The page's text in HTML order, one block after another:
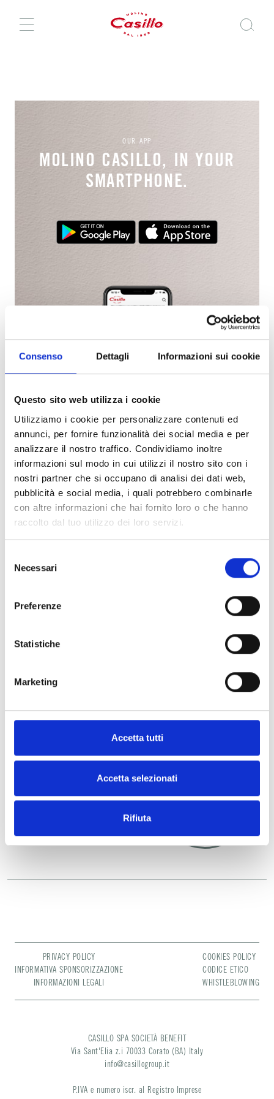
Consenso Dettagli Informazioni sui cookie
Questo sito web utilizza i cookie
Utilizziamo i cookie per personalizzare contenuti ed
annunci, per fornire funzionalità dei social media e per
analizzare il nostro traffico. Condividiamo inoltre
informazioni sul modo in cui utilizzi il nostro sito con i
nostri partner che si occupano di analisi dei dati web,
pubblicità e social media, i quali potrebbero combinarle
con altre informazioni che hai fornito loro o che hanno
raccolto dal tuo utilizzo dei loro servizi.
delNecessari
Preferenze
Statistiche
Marketing
Accetta tutti
Accetta selezionati
Rifiuta
OUR APP
MOLINO CASILLO, IN YOUR
SMARTPHONE.
High-quality flours and semolinas at your home.
FOLLOW US ON
PRIVACY POLICY
INFORMATIVA SPONSORIZZAZIONE
INFORMAZIONI LEGALI
COOKIES POLICY
CODICE ETICO
WHISTLEBLOWING
CASILLO SPA SOCIETÀ BENEFIT
Via Sant'Elia z.i 70033 Corato (BA) Italy
info@casillogroup.it
P.IVA e numero iscr. al Registro Imprese